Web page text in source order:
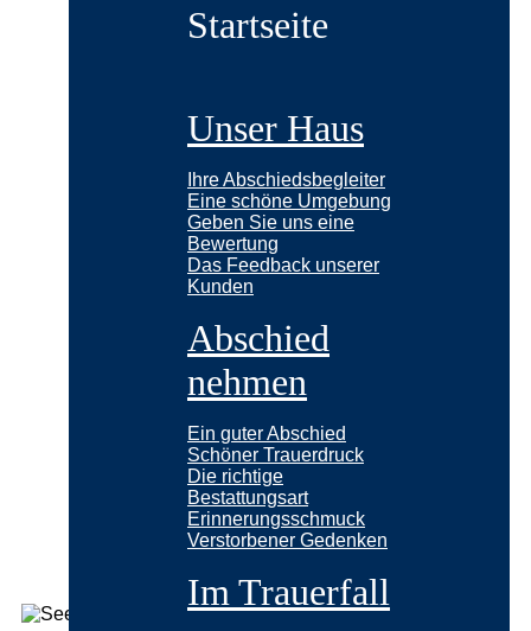
Startseite
Unser Haus
Ihre Abschiedsbegleiter
Eine schöne Umgebung
Geben Sie uns eine
Bewertung
Das Feedback unserer
Kunden
Abschied
nehmen
Ein guter Abschied
Schöner Trauerdruck
Die richtige
Bestattungsart
Erinnerungsschmuck
Verstorbener Gedenken
Im Trauerfall